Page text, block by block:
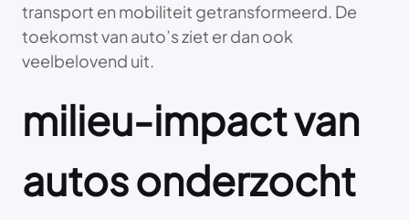
transport en mobiliteit getransformeerd. De
toekomst van auto’s ziet er dan ook
veelbelovend uit.
milieu-impact van
autos onderzocht